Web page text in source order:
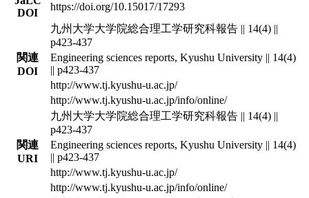
DOI
https://doi.org/10.15017/17293
関連
DOI
九州大学大学院総合理工学研究科報告 || 14(4) ||
p423-437
Engineering sciences reports, Kyushu University || 14(4)
|| p423-437
http://www.tj.kyushu-u.ac.jp/
http://www.tj.kyushu-u.ac.jp/info/online/
関連
URI
九州大学大学院総合理工学研究科報告 || 14(4) ||
p423-437
Engineering sciences reports, Kyushu University || 14(4)
|| p423-437
http://www.tj.kyushu-u.ac.jp/
http://www.tj.kyushu-u.ac.jp/info/online/